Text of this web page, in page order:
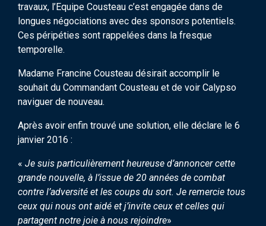
travaux, l’Equipe Cousteau c’est engagée dans de
longues négociations avec des sponsors potentiels.
Ces péripéties sont rappelées dans la fresque
temporelle.
Madame Francine Cousteau désirait accomplir le
souhait du Commandant Cousteau et de voir Calypso
naviguer de nouveau.
Après avoir enfin trouvé une solution, elle déclare le 6
janvier 2016 :
« Je suis particulièrement heureuse d’annoncer cette
grande nouvelle, à l’issue de 20 années de combat
contre l’adversité et les coups du sort. Je remercie tous
ceux qui nous ont aidé et j’invite ceux et celles qui
partagent notre joie à nous rejoindre»